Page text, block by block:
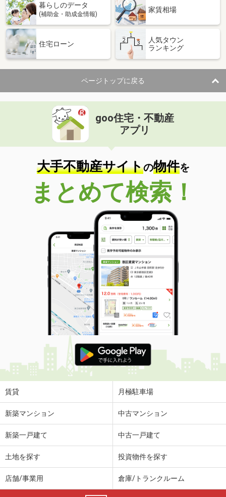
暮らしのデータ
(補助金・助成金情報)
家賃相場
住宅ローン
人気タウン
ランキング
ページトップに戻る
goo住宅・不動産
アプリ
大手不動産サイトの物件を
まとめて検索！
賃貸 月極駐車場
新築マンション 中古マンション
新築一戸建て 中古一戸建て
土地を探す 投資物件を探す
店舗/事業用 倉庫/トランクルーム